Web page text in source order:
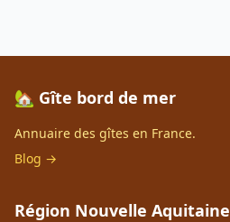
🏡 Gîte bord de mer
Annuaire des gîtes en France.
Blog →
Région Nouvelle Aquitaine